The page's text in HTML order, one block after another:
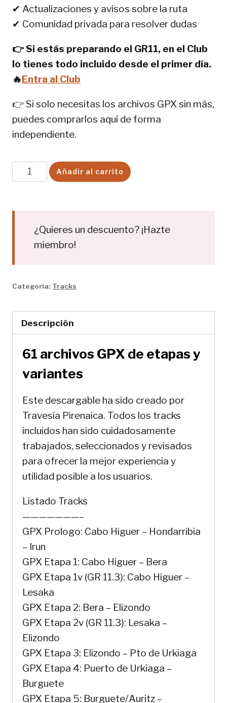
✔ Actualizaciones y avisos sobre la ruta
✔ Comunidad privada para resolver dudas
👉 Si estás preparando el GR11, en el Club
lo tienes todo incluido desde el primer día.
🔥Entra al Club
👉 Si solo necesitas los archivos GPX sin más,
puedes comprarlos aquí de forma
independiente.
11
etapas
MAYO
Añadir al carrito
¿Quieres un descuento? ¡Hazte
miembro!
Categoría: Tracks
Descripción
61 archivos GPX de etapas y
variantes
Este descargable ha sido creado por
Travesía Pirenaica. Todos los tracks
incluidos han sido cuidadosamente
trabajados, seleccionados y revisados
para ofrecer la mejor experiencia y
utilidad posible a los usuarios.
Listado Tracks
———————–
GPX Prologo: Cabo Higuer – Hondarribia
– Irun
GPX Etapa 1: Cabo Higuer – Bera
GPX Etapa 1v (GR 11.3): Cabo Higuer –
Lesaka
GPX Etapa 2: Bera – Elizondo
GPX Etapa 2v (GR 11.3): Lesaka –
Elizondo
GPX Etapa 3: Elizondo – Pto de Urkiaga
GPX Etapa 4: Puerto de Urkiaga –
Burguete
GPX Etapa 5: Burguete/Auritz –